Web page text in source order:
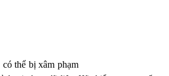
thể bị xâm phạm